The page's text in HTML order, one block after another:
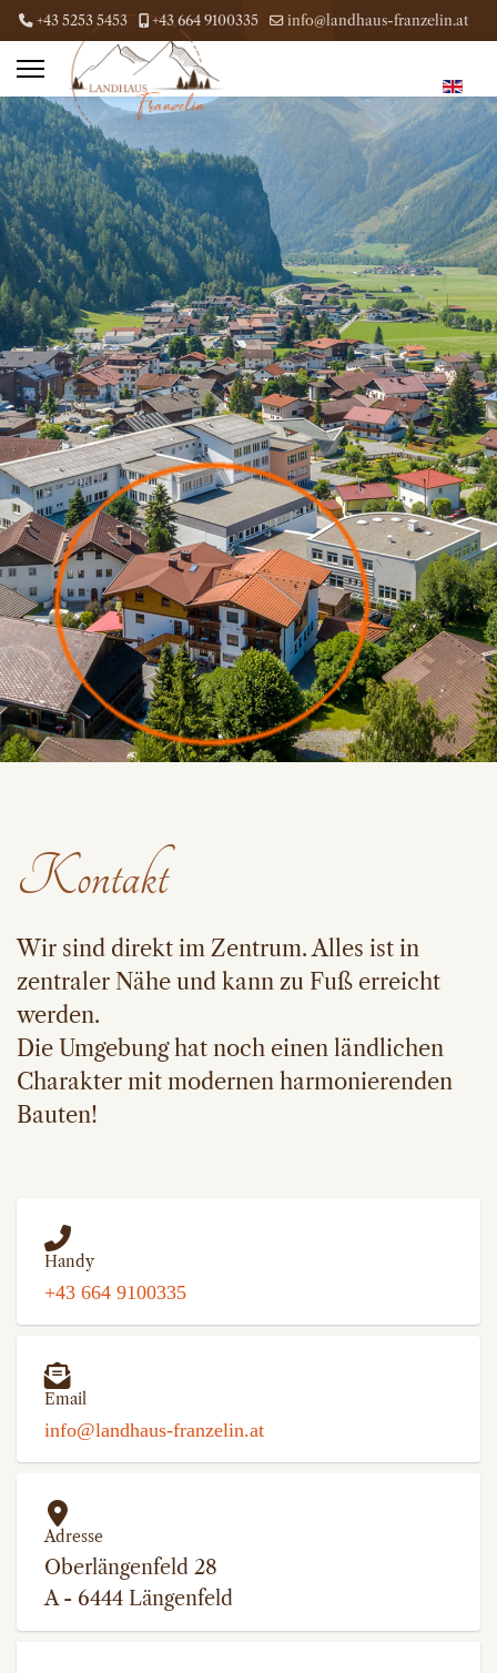
+43 5253 5453 +43 664 9100335 info@landhaus-franzelin.at
Kontakt
Wir sind direkt im Zentrum. Alles ist in
zentraler Nähe und kann zu Fuß erreicht
werden.
Die Umgebung hat noch einen ländlichen
Charakter mit modernen harmonierenden
Bauten!
Handy
+43 664 9100335
Email
info@landhaus-franzelin.at
Adresse
Oberlängenfeld 28
A - 6444 Längenfeld